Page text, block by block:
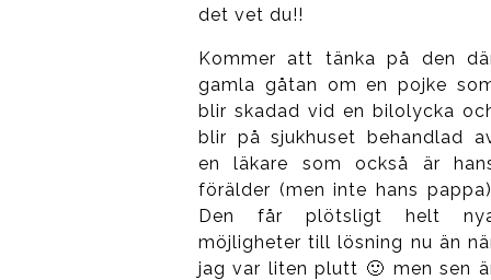
det vet du!!
Kommer att tänka på den
gamla gåtan om en pojke
blir skadad vid en bilolycka
blir på sjukhuset behandlad
en läkare som också är
förälder (men inte hans
Den får plötsligt helt
möjligheter till lösning nu än
jag var liten plutt 🙂 men sen